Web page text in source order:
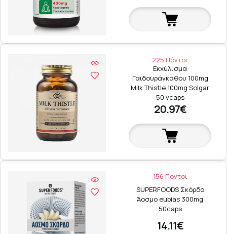
225 Πόντοι
Εκχύλισμα
Γαϊδουράγκαθου 100mg
Milk Thistle 100mg Solgar
50 vcaps
20.97€
156 Πόντοι
SUPERFOODS Σκόρδο
Άοσμο eubias 300mg
50caps
14.11€